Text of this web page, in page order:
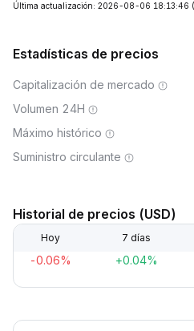
Última actualización: 2026-08-06 18:13:46
Estadísticas de precios
Capitalización de mercado
Volumen 24H
Máximo histórico
Suministro circulante
Historial de precios (USD)
Hoy 7 días
-0.06% +0.04%